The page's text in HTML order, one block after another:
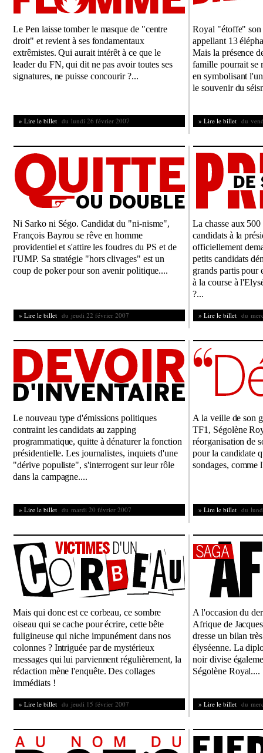
Le Pen laisse tomber le masque de "centre
droit" et revient à ses fondamentaux
extrêmistes. Qui aurait intérêt à ce que le
leader du FN, qui dit ne pas avoir toutes ses
signatures, ne puisse concourir ?...
» Lire le billet du lundi 26 février 2007
Royal "étoffe" son
appellant 13
Mais la présence
famille pourrait se
en symbolisant
le souvenir du
» Lire le billet du
Ni Sarko ni Ségo. Candidat du "ni-nisme",
François Bayrou se rêve en homme
providentiel et s'attire les foudres du PS et de
l'UMP. Sa stratégie "hors clivages" est un
coup de poker pour son avenir politique....
» Lire le billet du jeudi 22 février 2007
La chasse aux
candidats à la
officiellement
petits candidats
grands partis pour
à la course à
?...
» Lire le billet du
Le nouveau type d'émissions politiques
contraint les candidats au zapping
programmatique, quitte à dénaturer la fonction
présidentielle. Les journalistes, inquiets d'une
"dérive populiste", s'interrogent sur leur rôle
dans la campagne....
» Lire le billet du mardi 20 février 2007
A la veille de son
TF1, Ségolène
réorganisation de
pour la candidate
sondages, comme
» Lire le billet du
Mais qui donc est ce corbeau, ce sombre
oiseau qui se cache pour écrire, cette bête
fuligineuse qui niche impunément dans nos
colonnes ? Intriguée par de mystérieux
messages qui lui parviennent régulièrement, la
rédaction mène l'enquête. Des collages
immédiats !
» Lire le billet du jeudi 15 février 2007
A l'occasion du
Afrique de
dresse un bilan
élyséenne. La
noir divise
Ségolène Royal....
» Lire le billet du